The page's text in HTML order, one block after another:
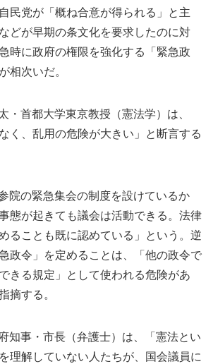
民党が「概ね合意が得られる」と主
どが早期の条文化を要求したのに対
時に政府の権限を強化する「緊急政
相次いだ。
・首都大学東京教授（憲法学）は、
く、乱用の危険が大きい」と断言する
院の緊急集会の制度を設けているか
態が起きても議会は活動できる。法律
ることも既に認めている」という。逆
政令」を定めることは、「他の政令で
きる規定」として使われる危険があ
摘する。
知事・市長（弁護士）は、「憲法とい
理解していない人たちが、国会議員に